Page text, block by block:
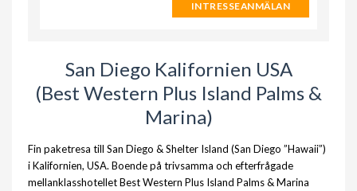
INTRESSEANMÄLAN
San Diego Kalifornien USA
(Best Western Plus Island Palms &
Marina)
Fin paketresa till San Diego & Shelter Island (San Diego ”Hawaii”)
i Kalifornien, USA. Boende på trivsamma och efterfrågade
mellanklasshotellet Best Western Plus Island Palms & Marina